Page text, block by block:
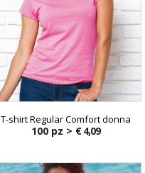
T-shirt Regular Comfort donna
100 pz > € 4,09